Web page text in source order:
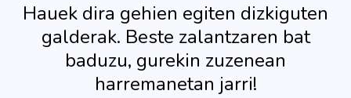
Hauek dira gehien egiten dizkiguten
galderak. Beste zalantzaren bat
baduzu, gurekin zuzenean
harremanetan jarri!